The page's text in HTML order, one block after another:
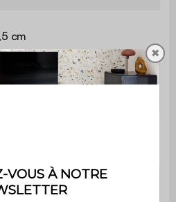
cm
kg par place
✖